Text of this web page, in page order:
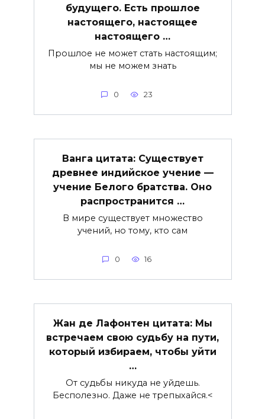
будущего. Есть прошлое
настоящего, настоящее
настоящего …
Прошлое не может стать настоящим;
мы не можем знать
0 23
Ванга цитата: Существует
древнее индийское учение —
учение Белого братства. Оно
распространится …
В мире существует множество
учений, но тому, кто сам
0 16
Жан де Лафонтен цитата: Мы
встречаем свою судьбу на пути,
который избираем, чтобы уйти
…
От судьбы никуда не уйдешь.
Бесполезно. Даже не трепыхайся.<